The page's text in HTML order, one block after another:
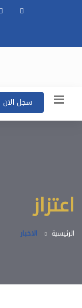
سجل الان
اعتزاز
الرئيسية الاخبار